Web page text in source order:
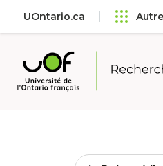
principal
UOntario.ca
Université